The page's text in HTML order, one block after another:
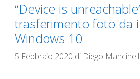
“Device is
trasferimento foto da
Windows 10
5 Febbraio 2020 di Diego Mancinelli